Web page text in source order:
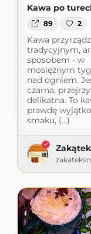
Kawa po
89 2
Kawa
tradycyjnym,
sposobem - w
mosiężnym
nad ogniem.
czarna,
delikatna. To
prawdę
smaku, (...)
Zakątek